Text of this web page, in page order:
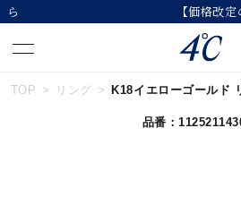
【価格改定のお知らせ 8月
TOP リング K18イエローゴールド
品番：